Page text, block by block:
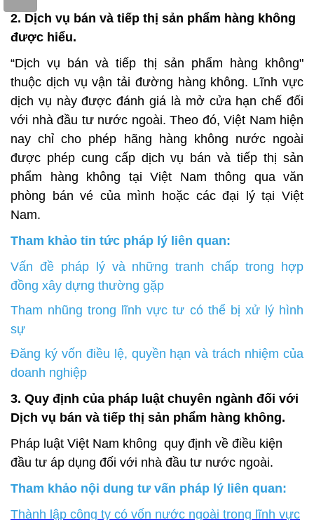
2. Dịch vụ bán và tiếp thị sản phẩm hàng không
được hiểu.
“Dịch vụ bán và tiếp thị sản phẩm hàng không"
thuộc dịch vụ vận tải đường hàng không. Lĩnh vực
dịch vụ này được đánh giá là mở cửa hạn chế đối
với nhà đầu tư nước ngoài. Theo đó, Việt Nam hiện
nay chỉ cho phép hãng hàng không nước ngoài
được phép cung cấp dịch vụ bán và tiếp thị sản
phẩm hàng không tại Việt Nam thông qua văn
phòng bán vé của mình hoặc các đại lý tại Việt
Nam.
Tham khảo tin tức pháp lý liên quan:
Vấn đề pháp lý và những tranh chấp trong hợp
đồng xây dựng thường gặp
Tham nhũng trong lĩnh vực tư có thể bị xử lý hình
sự
Đăng ký vốn điều lệ, quyền hạn và trách nhiệm của
doanh nghiệp
3. Quy định của pháp luật chuyên ngành đối với
Dịch vụ bán và tiếp thị sản phẩm hàng không.
Pháp luật Việt Nam không quy định về điều kiện
đầu tư áp dụng đối với nhà đầu tư nước ngoài.
Tham khảo nội dung tư vấn pháp lý liên quan:
Thành lập công ty có vốn nước ngoài trong lĩnh vực